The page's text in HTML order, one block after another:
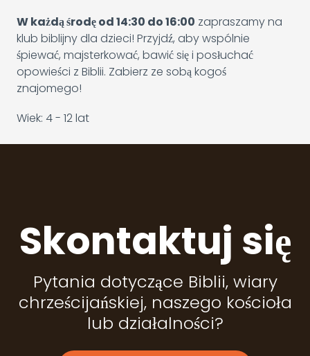
W każdą środę od 14:30 do 16:00 zapraszamy na
klub biblijny dla dzieci! Przyjdź, aby wspólnie
śpiewać, majsterkować, bawić się i posłuchać
opowieści z Biblii. Zabierz ze sobą kogoś
znajomego!
Wiek: 4 - 12 lat
Skontaktuj się
Pytania dotyczące Biblii, wiary
chrześcijańskiej, naszego kościoła
lub działalności?